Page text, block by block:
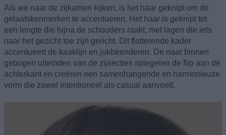
Als we naar de zijkanten kijken, is het haar geknipt om de
gelaatskenmerken te accentueren. Het haar is geknipt tot
een lengte die bijna de schouders raakt, met lagen die iets
naar het gezicht toe zijn gericht. Dit flatterende kader
accentueert de kaaklijn en jukbeenderen. De naar binnen
gebogen uiteinden van de zijsecties spiegelen de flip aan de
achterkant en creëren een samenhangende en harmonieuze
vorm die zowel intentioneel als casual aanvoelt.